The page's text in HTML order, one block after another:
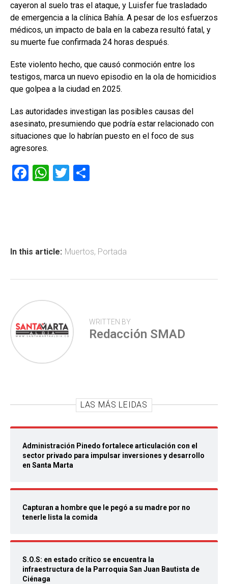
cayeron al suelo tras el ataque, y Luisfer fue trasladado
de emergencia a la clínica Bahía. A pesar de los esfuerzos
médicos, un impacto de bala en la cabeza resultó fatal, y
su muerte fue confirmada 24 horas después.
Este violento hecho, que causó conmoción entre los
testigos, marca un nuevo episodio en la ola de homicidios
que golpea a la ciudad en 2025.
Las autoridades investigan las posibles causas del
asesinato, presumiendo que podría estar relacionado con
situaciones que lo habrían puesto en el foco de sus
agresores.
F
ok
W
p
T
tir
In this article: Muertos, Portada
WRITTEN BY
Redacción SMAD
LAS MÁS LEIDAS
Administración Pinedo fortalece articulación con el
sector privado para impulsar inversiones y desarrollo
en Santa Marta
Capturan a hombre que le pegó a su madre por no
tenerle lista la comida
S.O.S: en estado crítico se encuentra la
infraestructura de la Parroquia San Juan Bautista de
Ciénaga